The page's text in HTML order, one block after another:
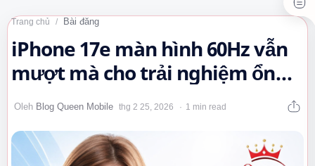
Trang chủ Bài đăng
iPhone 17e màn hình 60Hz vẫn
mượt mà cho trải nghiệm ổn
định #iPhone17e #Apple
#Smartphone
1 min read